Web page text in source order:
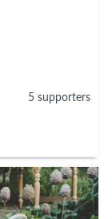
5 supporters